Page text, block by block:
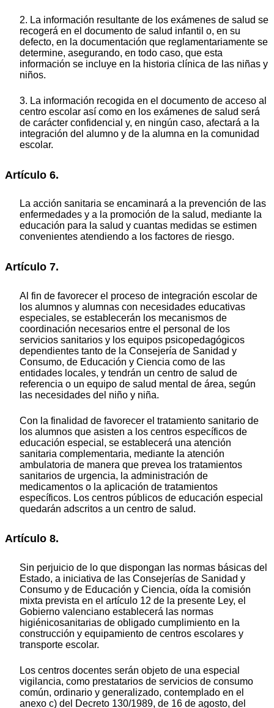
2. La información resultante de los exámenes de salud se
recogerá en el documento de salud infantil o, en su
defecto, en la documentación que reglamentariamente se
determine, asegurando, en todo caso, que esta
información se incluye en la historia clínica de las niñas y
niños.
3. La información recogida en el documento de acceso al
centro escolar así como en los exámenes de salud será
de carácter confidencial y, en ningún caso, afectará a la
integración del alumno y de la alumna en la comunidad
escolar.
Artículo 6.
La acción sanitaria se encaminará a la prevención de las
enfermedades y a la promoción de la salud, mediante la
educación para la salud y cuantas medidas se estimen
convenientes atendiendo a los factores de riesgo.
Artículo 7.
Al fin de favorecer el proceso de integración escolar de
los alumnos y alumnas con necesidades educativas
especiales, se establecerán los mecanismos de
coordinación necesarios entre el personal de los
servicios sanitarios y los equipos psicopedagógicos
dependientes tanto de la Consejería de Sanidad y
Consumo, de Educación y Ciencia como de las
entidades locales, y tendrán un centro de salud de
referencia o un equipo de salud mental de área, según
las necesidades del niño y niña.
Con la finalidad de favorecer el tratamiento sanitario de
los alumnos que asisten a los centros específicos de
educación especial, se establecerá una atención
sanitaria complementaria, mediante la atención
ambulatoria de manera que prevea los tratamientos
sanitarios de urgencia, la administración de
medicamentos o la aplicación de tratamientos
específicos. Los centros públicos de educación especial
quedarán adscritos a un centro de salud.
Artículo 8.
Sin perjuicio de lo que dispongan las normas básicas del
Estado, a iniciativa de las Consejerías de Sanidad y
Consumo y de Educación y Ciencia, oída la comisión
mixta prevista en el artículo 12 de la presente Ley, el
Gobierno valenciano establecerá las normas
higiénicosanitarias de obligado cumplimiento en la
construcción y equipamiento de centros escolares y
transporte escolar.
Los centros docentes serán objeto de una especial
vigilancia, como prestatarios de servicios de consumo
común, ordinario y generalizado, contemplado en el
anexo c) del Decreto 130/1989, de 16 de agosto, del